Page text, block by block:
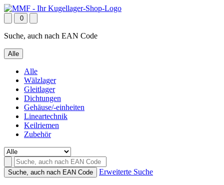
0
Suche, auch nach EAN Code
Alle
Alle
Wälzlager
Gleitlager
Dichtungen
Gehäuse/-einheiten
Lineartechnik
Keilriemen
Zubehör
Suche, auch nach EAN Code Erweiterte Suche